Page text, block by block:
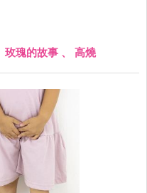
玫瑰的故事 、 高燒